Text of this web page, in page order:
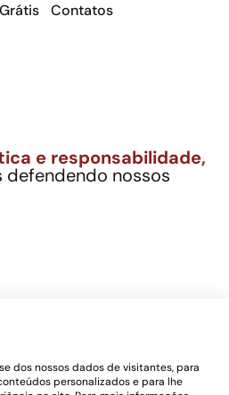
Contatos
e responsabilidade,
defendendo nossos
dos nossos dados de visitantes, para
personalizados e para lhe